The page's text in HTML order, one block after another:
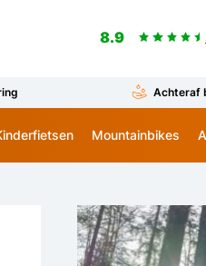
8.9
Achteraf
Mountainbikes